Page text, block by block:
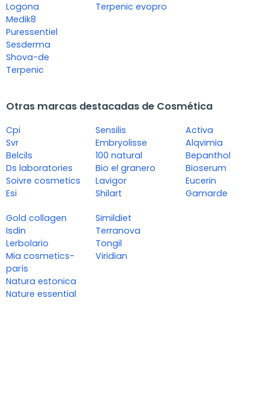
Logona
Medik8
Puressentiel
Sesderma
Shova-de
Terpenic
Terpenic evopro
Otras marcas destacadas de Cosmética
Cpi
Svr
Belcils
Ds laboratories
Soivre cosmetics
Esi
Sensilis
Embryolisse
100 natural
Bio el granero
Lavigor
Shilart
Activa
Alqvimia
Bepanthol
Bioserum
Eucerin
Gamarde
Gold collagen
Isdin
Lerbolario
Mia cosmetics-
parís
Natura estonica
Nature essential
Simildiet
Terranova
Tongil
Viridian